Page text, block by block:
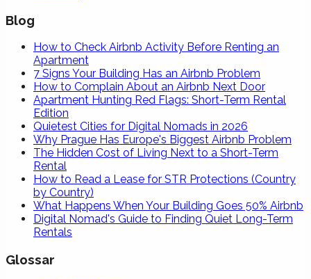
Blog
How to Check Airbnb Activity Before Renting an
Apartment
7 Signs Your Building Has an Airbnb Problem
How to Complain About an Airbnb Next Door
Apartment Hunting Red Flags: Short-Term Rental
Edition
Quietest Cities for Digital Nomads in 2026
Why Prague Has Europe's Biggest Airbnb Problem
The Hidden Cost of Living Next to a Short-Term
Rental
How to Read a Lease for STR Protections (Country
by Country)
What Happens When Your Building Goes 50% Airbnb
Digital Nomad's Guide to Finding Quiet Long-Term
Rentals
Glossar